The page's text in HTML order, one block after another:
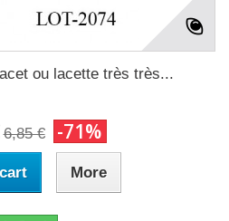
ou lacette très très...
6,85 € -71%
More